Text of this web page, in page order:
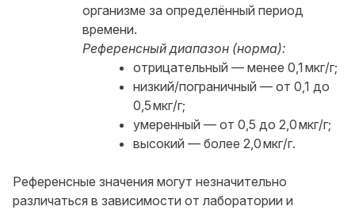
организме за определённый период
времени.
Референсный диапазон (норма):
отрицательный — менее 0,1 мкг/г;
низкий/пограничный — от 0,1 до
0,5 мкг/г;
умеренный — от 0,5 до 2,0 мкг/г;
высокий — более 2,0 мкг/г.
Референсные значения могут незначительно
различаться в зависимости от лаборатории и